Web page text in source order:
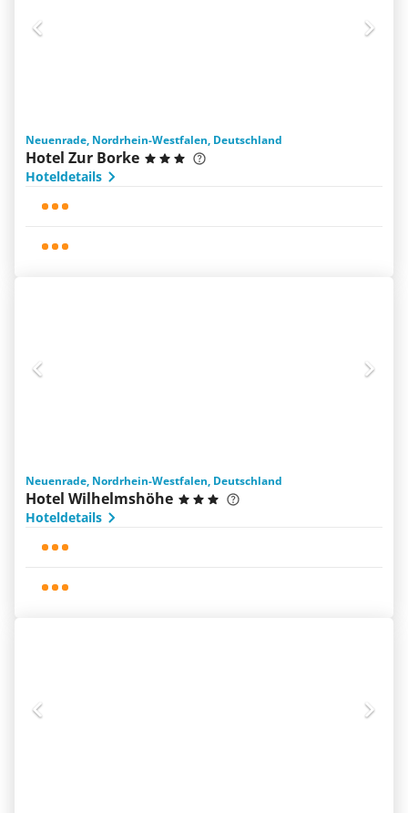
Neuenrade, Nordrhein-Westfalen, Deutschland
Hotel Zur Borke
Hoteldetails
Neuenrade, Nordrhein-Westfalen, Deutschland
Hotel Wilhelmshöhe
Hoteldetails